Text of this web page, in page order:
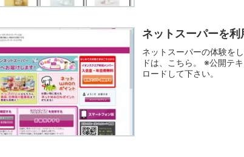
ネットスーパーを利
ネットスーパーの体験を
ドは、こちら。 ※公開テ
ロードして下さい。